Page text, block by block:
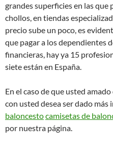
grandes superficies en las
chollos, en tiendas
precio sube un poco, es
que pagar a los dependientes
financieras, hay ya 15
siete están en España.
En el caso de que usted
con usted desea ser dado
baloncestocamisetas de
por nuestra página.